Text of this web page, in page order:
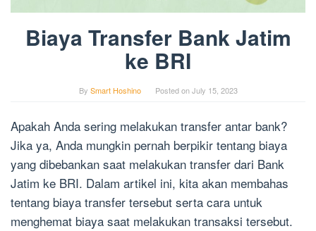
Biaya Transfer Bank Jatim
ke BRI
By Smart Hoshino Posted onJuly 15, 2023
Apakah Anda sering melakukan transfer antar bank?
Jika ya, Anda mungkin pernah berpikir tentang biaya
yang dibebankan saat melakukan transfer dari Bank
Jatim ke BRI. Dalam artikel ini, kita akan membahas
tentang biaya transfer tersebut serta cara untuk
menghemat biaya saat melakukan transaksi tersebut.